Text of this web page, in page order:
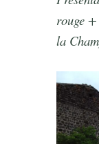
rouge
la